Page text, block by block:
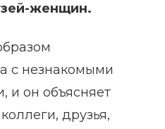
женщин.
с незнакомыми
он объясняет
друзья,